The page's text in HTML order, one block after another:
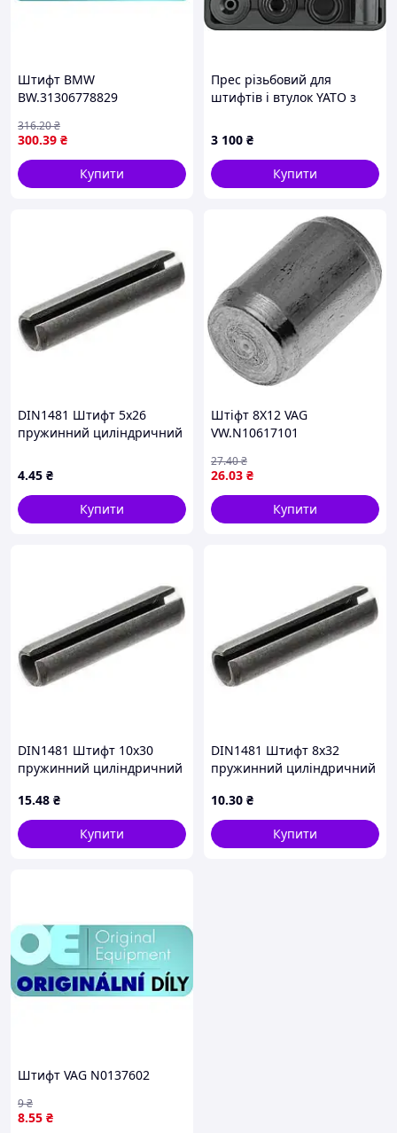
Штифт BMW
BW.31306778829
300.39 ₴
316.20₴
Купити
Прес різьбовий для
штифтів і втулок YATO з
l= 130 мм, компл. 9 елем.
[1]
3 100 ₴
Купити
DIN1481 Штифт 5х26
пружинний циліндричний
покриття
4.45 ₴
Купити
Штіфт 8Х12 VAG
VW.N10617101
26.03 ₴
27.40₴
Купити
DIN1481 Штифт 10х30
пружинний циліндричний
покриття
15.48 ₴
Купити
DIN1481 Штифт 8х32
пружинний циліндричний
покриття
10.30 ₴
Купити
Штифт VAG N0137602
8.55 ₴
9₴